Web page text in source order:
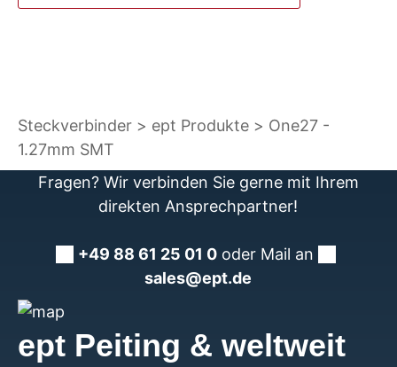
Steckverbinder ept Produkte
One27 -
1.27mm SMT
Fragen? Wir verbinden Sie gerne mit Ihrem
direkten Ansprechpartner!
+49 88 61 25 01 0 oder Mail an
sales@ept.de
ept Peiting & weltweit